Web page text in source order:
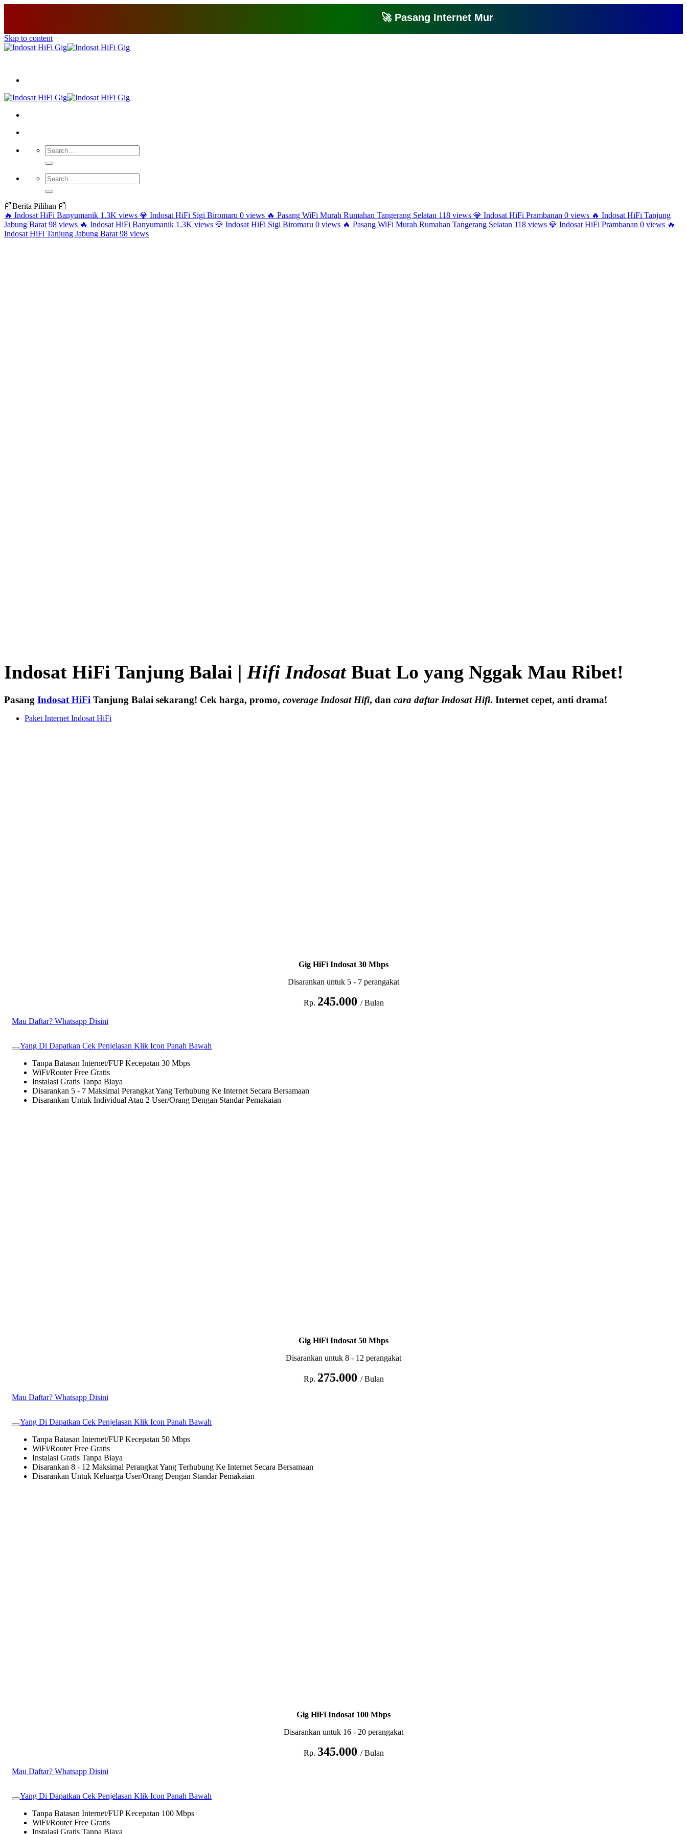
🚀 Pasang Internet Murah Cuma 150 Ribu Perbulan Klik Disini
Skip to content
📰Berita Pilihan 📰
🔥 Indosat HiFi Banyumanik 1.3K views 💎 Indosat HiFi Sigi Biromaru 0 views 🔥 Pasang WiFi Murah Rumahan Tangerang Selatan 118 views 💎 Indosat HiFi Prambanan 0 views 🔥 Indosat HiFi Tanjung
Jabung Barat 98 views 🔥 Indosat HiFi Banyumanik 1.3K views 💎 Indosat HiFi Sigi Biromaru 0 views 🔥 Pasang WiFi Murah Rumahan Tangerang Selatan 118 views 💎 Indosat HiFi Prambanan 0 views 🔥
Indosat HiFi Tanjung Jabung Barat 98 views
Indosat HiFi Tanjung Balai |Hifi IndosatBuat Lo yang Nggak Mau Ribet!
Pasang Indosat HiFi Tanjung Balai sekarang! Cek harga, promo, coverage Indosat Hifi, dan cara daftar Indosat Hifi. Internet cepet, anti drama!
Paket Internet Indosat HiFi
Gig HiFi Indosat 30 Mbps
Disarankan untuk 5 - 7 perangakat
Rp. 245.000 / Bulan
Mau Daftar? Whatsapp Disini
Yang Di Dapatkan Cek Penjelasan Klik Icon Panah Bawah
Tanpa Batasan Internet/FUP Kecepatan 30 Mbps
WiFi/Router Free Gratis
Instalasi Gratis Tanpa Biaya
Disarankan 5 - 7 Maksimal Perangkat Yang Terhubung Ke Internet Secara Bersamaan
Disarankan Untuk Individual Atau 2 User/Orang Dengan Standar Pemakaian
Gig HiFi Indosat 50 Mbps
Disarankan untuk 8 - 12 perangakat
Rp. 275.000 / Bulan
Mau Daftar? Whatsapp Disini
Yang Di Dapatkan Cek Penjelasan Klik Icon Panah Bawah
Tanpa Batasan Internet/FUP Kecepatan 50 Mbps
WiFi/Router Free Gratis
Instalasi Gratis Tanpa Biaya
Disarankan 8 - 12 Maksimal Perangkat Yang Terhubung Ke Internet Secara Bersamaan
Disarankan Untuk Keluarga User/Orang Dengan Standar Pemakaian
Gig HiFi Indosat 100 Mbps
Disarankan untuk 16 - 20 perangakat
Rp. 345.000 / Bulan
Mau Daftar? Whatsapp Disini
Yang Di Dapatkan Cek Penjelasan Klik Icon Panah Bawah
Tanpa Batasan Internet/FUP Kecepatan 100 Mbps
WiFi/Router Free Gratis
Instalasi Gratis Tanpa Biaya